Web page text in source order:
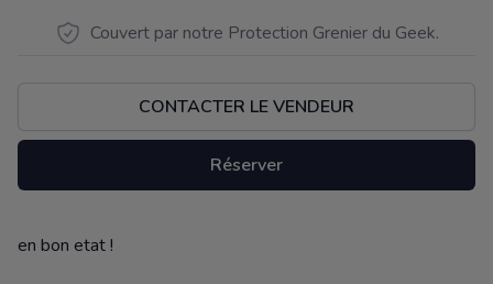
Couvert par notre Protection Grenier du Geek.
CONTACTER LE VENDEUR
Réserver
Description
en bon etat !